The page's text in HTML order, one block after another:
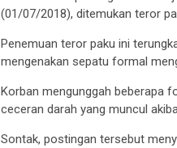
(01/07/2018), ditemukan teror
Penemuan teror paku ini
mengenakan sepatu formal
Korban mengunggah beberapa
ceceran darah yang muncul
Sontak, postingan tersebut